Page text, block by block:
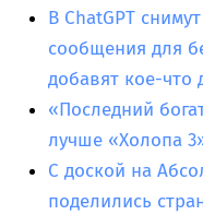
В ChatGPT
сообщения для
добавят кое-что
«Последний
лучше «Холопа
С доской на
поделились